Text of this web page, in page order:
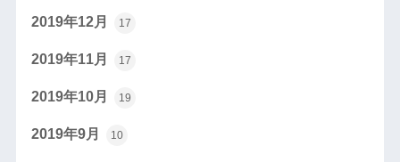
2019年12月 17
2019年11月 17
2019年10月 19
2019年9月 10